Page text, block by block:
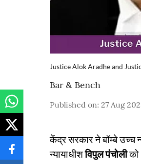
Justice Alok Aradhe and
Bar & Bench
Published on: 27 Aug
केंद्र सरकार ने बॉम्बे उच्च
न्यायाधीशविपुल पंचोलीको